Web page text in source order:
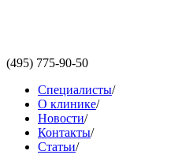
(495) 775-90-50
Специалисты/
О клинике/
Новости/
Контакты/
Статьи/